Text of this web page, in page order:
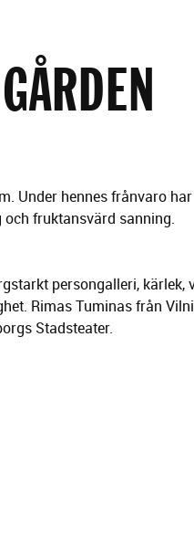
Under hennes frånvaro
fruktansvärd sanning.
persongalleri,
Rimas Tuminas från
Stadsteater.